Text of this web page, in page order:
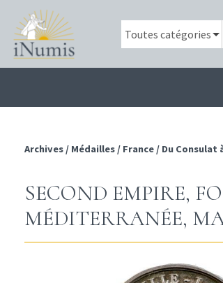
Archives / Médailles / France / Du Consulat
SECOND EMPIRE,
MÉDITERRANÉE,